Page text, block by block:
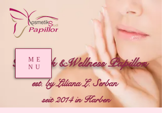
Kosmetik &Wellness Papillon
seit 2014 in Karben
est. by Liliana L. Serban
ME
NU